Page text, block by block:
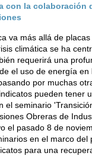
con la colaboración
va más allá de
climática se ha
requerirá una
el uso de energía
por muchas
pueden tener
el seminario
Obreras de
el pasado 8 de
en el marco
para una